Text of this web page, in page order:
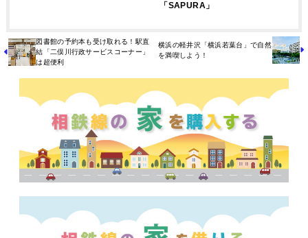
「SAPURA」
図書館の予約本も受け取れる！駅直
結「二俣川行政サービスコーナー」
は超便利
横浜の軽井沢「横浜若葉台」で自然
を満喫しよう！